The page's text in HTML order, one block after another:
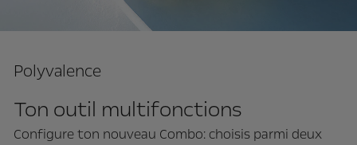
Polyvalence
Ton outil multifonctions
Configure ton nouveau Combo: choisis parmi deux